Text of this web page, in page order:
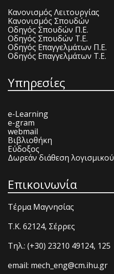
Κανονισμός Λειτουργίας
Κανονισμός Σπουδών
Οδηγός Σπουδών Π.Ε.
Οδηγός Σπουδών Τ.Ε.
Οδηγός Επαγγελμάτων Π.Ε.
Οδηγός Επαγγελμάτων Τ.Ε.
Υπηρεσίες
e-Learning
e-gram
webmail
Βιβλιοθήκη
Εύδοξος
Δωρεάν διάθεση λογισμικού
Επικοινωνία
Τέρμα Μαγνησίας
T.K. 62124, Σέρρες
Τηλ.: (+30) 23210 49124, 125
email: mech_eng@cm.ihu.gr